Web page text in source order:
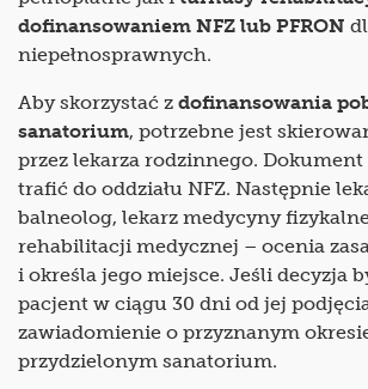
dofinansowaniem NFZ lub PFRON
niepełnosprawnych.
Aby skorzystać z dofinansowania
sanatorium, potrzebne jest
przez lekarza rodzinnego.
trafić do oddziału NFZ. Następnie
balneolog, lekarz medycyny
rehabilitacji medycznej – ocenia
i określa jego miejsce. Jeśli decyzja
pacjent w ciągu 30 dni od jej
zawiadomienie o przyznanym
przydzielonym sanatorium.